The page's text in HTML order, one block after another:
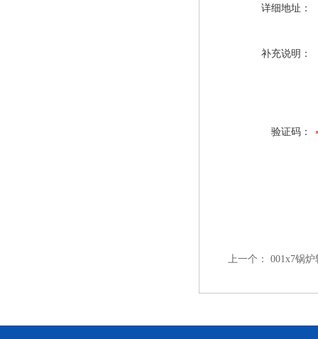
详细地址：
补充说明：
验证码：
上一个： 001x7锅